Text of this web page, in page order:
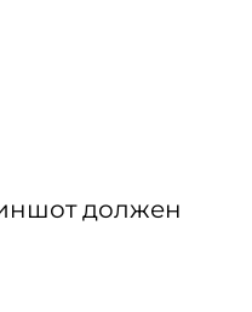
должен